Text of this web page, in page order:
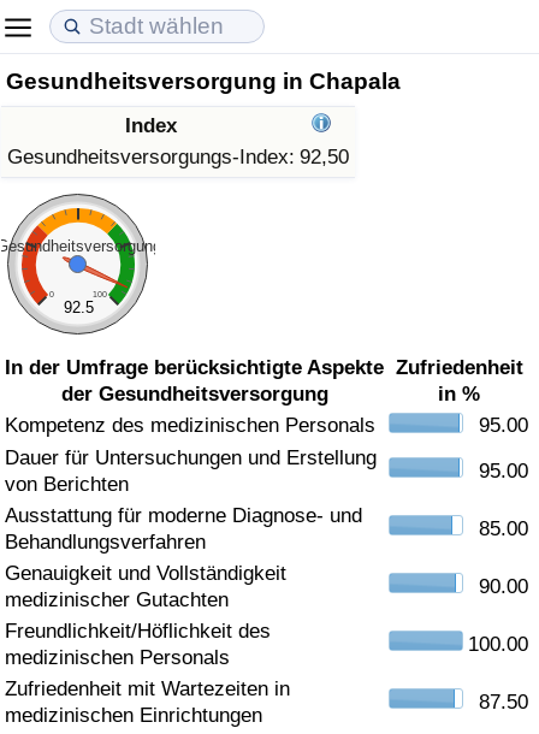
Gesundheitsversorgung in Chapala
Index
Gesundheitsversorgungs-Index: 92,50
0 100
92.5
In der Umfrage berücksichtigte Aspekte
der Gesundheitsversorgung
Zufriedenheit
in %
Kompetenz des medizinischen Personals
95.00
Dauer für Untersuchungen und Erstellung
von Berichten
95.00
Ausstattung für moderne Diagnose- und
Behandlungsverfahren
85.00
Genauigkeit und Vollständigkeit
medizinischer Gutachten
90.00
Freundlichkeit/Höflichkeit des
medizinischen Personals
100.00
Zufriedenheit mit Wartezeiten in
medizinischen Einrichtungen
87.50
Lebenshaltungskosten
Lebenshaltungskosten-Index (aktuell)
Lebenshaltungskosten-Index
Lebenshaltungskosten-Index nach Land
in Akaba
Immobilienpreise
Immobilienpreis-Index (aktuell)
Immobilienpreis-Index
Immobilienpreis-Index nach Land
Lebensqualität
Lebensqualität-Index
Lebensqualität-Index (aktuell)
Lebensqualitätsindex nach Land
Kriminalität
Kriminalitäts-Index (aktuell)
Kriminalitäts-Index
Kriminalitätsindex nach Land
Gesundheitsversorgung
Gesundheitsversorgungs-Index (aktuell)
Gesundheitsversorgungs-Index